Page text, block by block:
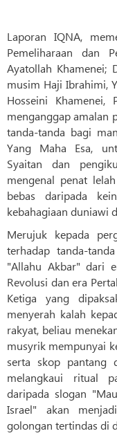
Laporan IQNA,
Pemeliharaan dan
Ayatollah Khamenei;
musim Haji Ibrahimi,
Hosseini Khamenei,
menganggap amalan
tanda-tanda bagi
Yang Maha Esa,
Syaitan dan
mengenal penat
bebas daripada
kebahagiaan duniawi
Merujuk kepada
terhadap tanda-
"Allahu Akbar" dari
Revolusi dan era
Ketiga yang
menyerah kalah
rakyat, beliau
musyrik mempunyai
serta skop pantang
melangkaui ritual
daripada slogan
Israel" akan
golongan tertindas di